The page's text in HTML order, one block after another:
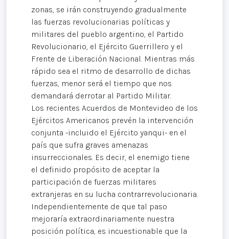
zonas, se irán construyendo gradualmente
las fuerzas revolucionarias políticas y
militares del pueblo argentino, el Partido
Revolucionario, el Ejército Guerrillero y el
Frente de Liberación Nacional. Mientras más
rápido sea el ritmo de desarrollo de dichas
fuerzas, menor será el tiempo que nos
demandará derrotar al Partido Militar.
Los recientes Acuerdos de Montevideo de los
Ejércitos Americanos prevén la intervención
conjunta -incluido el Ejército yanqui- en el
país que sufra graves amenazas
insurreccionales. Es decir, el enemigo tiene
el definido propósito de aceptar la
participación de fuerzas militares
extranjeras en su lucha contrarrevolucionaria.
Independientemente de que tal paso
mejoraría extraordinariamente nuestra
posición política, es incuestionable que la